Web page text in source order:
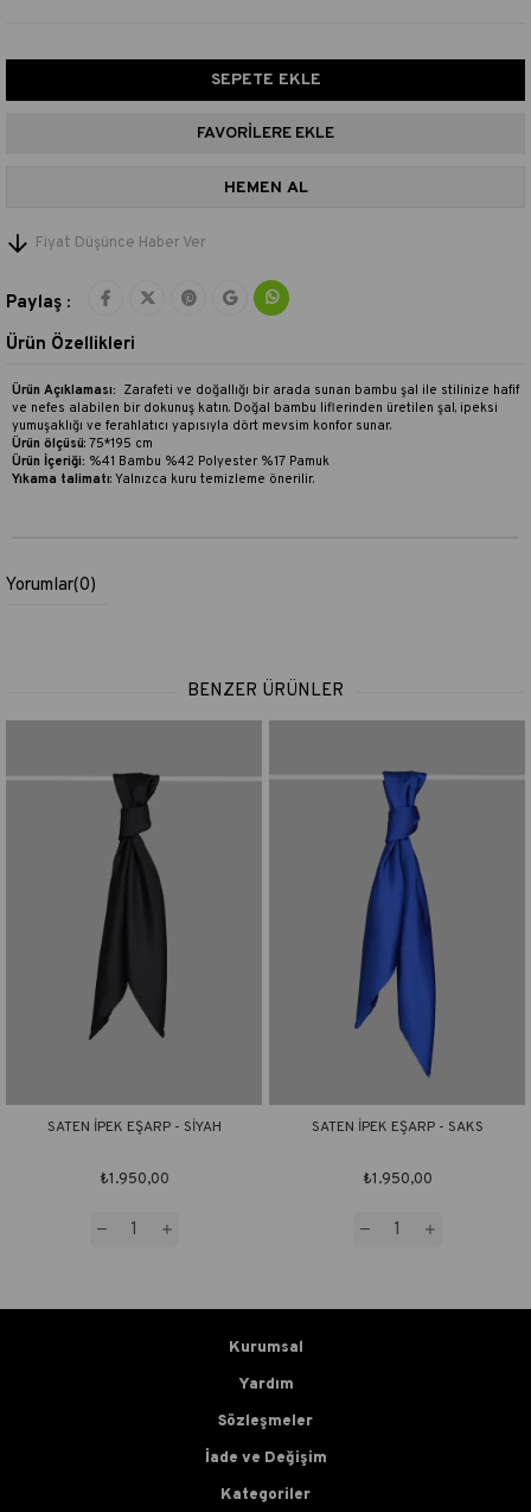
FAVORILERE EKLE
Fiyat Düşünce Haber Ver
Paylaş :
Ürün Özellikleri
Ürün Açıklaması: Zarafeti ve doğallığı bir arada sunan bambu şal ile stilinize hafif
ve nefes alabilen bir dokunuş katın. Doğal bambu liflerinden üretilen şal, ipeksi
yumuşaklığı ve ferahlatıcı yapısıyla dört mevsim konfor sunar.
Ürün ölçüsü: 75*195 cm
Ürün İçeriği: %41 Bambu %42 Polyester %17 Pamuk
Yıkama talimatı: Yalnızca kuru temizleme önerilir.
Yorumlar(0)
BENZER ÜRÜNLER
SATEN İPEK EŞARP - SİYAH
₺1.950,00
SATEN İPEK EŞARP - SAKS
₺1.950,00
Kurumsal
Yardım
Sözleşmeler
İade ve Değişim
Kategoriler